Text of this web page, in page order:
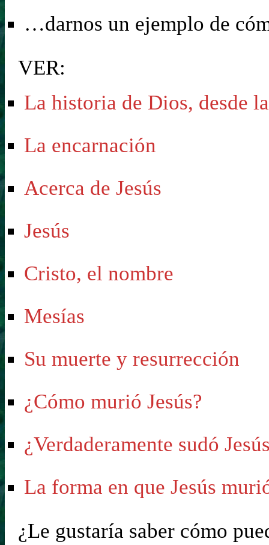
…darnos un ejemplo de
VER:
La historia de Dios, desde
La encarnación
Acerca de Jesús
Jesús
Cristo, el nombre
Mesías
Su muerte y resurrección
¿Cómo murió Jesús?
¿Verdaderamente sudó
La forma en que Jesús
¿Le gustaría saber cómo